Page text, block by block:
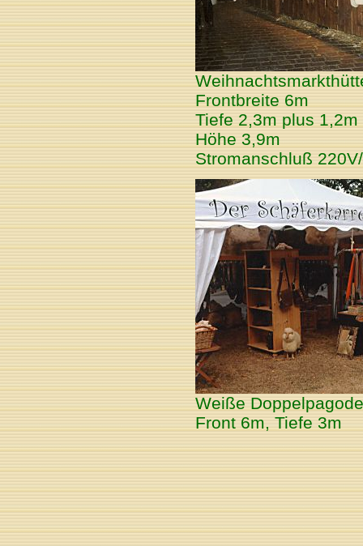
Frontbreite 6m
Tiefe 2,3m plus
Höhe 3,9m
Stromanschluß
Weiße
Front 6m, Tiefe 3m